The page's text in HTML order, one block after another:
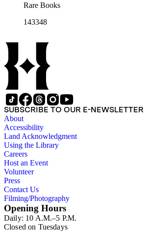
Rare Books
143348
SUBSCRIBE TO OUR E-NEWSLETTER
About
Accessibility
Land Acknowledgment
Using the Library
Careers
Host an Event
Volunteer
Press
Contact Us
Filming/Photography
Opening Hours
Daily: 10 A.M.–5 P.M.
Closed on Tuesdays